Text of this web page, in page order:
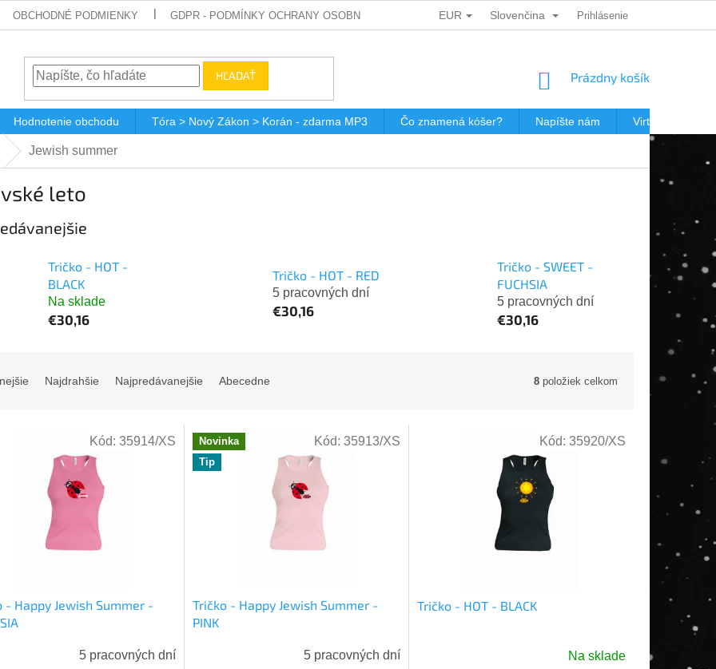
OBCHODNÉ PODMIENKY GDPR - PODMÍNKY OCHRANY OSOBNÍCH ÚDAJŮ DÁRKOVÉ KUPONY POŠTOVNÉ V JEWISHOP
EUR Slovenčina Prihlásenie
HĽADAŤ
NÁKUPNÝ
Prázdny košík
Hodnotenie obchodu Tóra > Nový Zákon > Korán - zdarma MP3 Čo znamená kóšer? Napíšte nám Virtuálna
Jewish summer
leto
Tričko - HOT -
BLACK
Na sklade
€30,16
Tričko - HOT - RED
5 pracovných dní
€30,16
Tričko - SWEET -
FUCHSIA
5 pracovných dní
€30,16
Najdrahšie Najpredávanejšie Abecedne 8 položiek celkom
- Happy Jewish Summer -
5 pracovných dní
Kód: 35914/XS
Novinka
Tip
Tričko - Happy Jewish Summer -
PINK
5 pracovných dní
Kód: 35913/XS
Tričko - HOT - BLACK
Na sklade
Kód: 35920/XS